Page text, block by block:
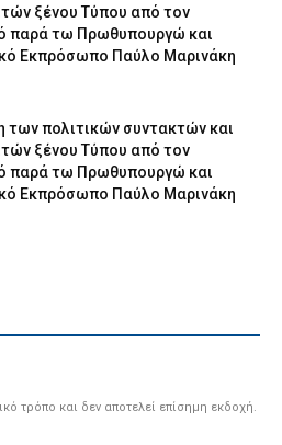
ξένου Τύπου από τον
παρά τω Πρωθυπουργώ και
Εκπρόσωπο Παύλο Μαρινάκη
των πολιτικών συντακτών και
ξένου Τύπου από τον
παρά τω Πρωθυπουργώ και
Εκπρόσωπο Παύλο Μαρινάκη
τρόπο και δεν αποτελεί επίσημη εκδοχή.